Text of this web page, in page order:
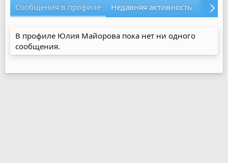
Сообщения в профиле Недавняя активность
В профиле Юлия Майорова пока нет ни одного
сообщения.